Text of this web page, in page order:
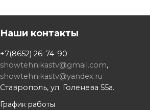
Наши контакты
+7(8652) 26-74-90
showtehnikastv@gmail.com,
showtehnikastv@yandex.ru
Ставрополь, ул. Голенева 55а.
График работы